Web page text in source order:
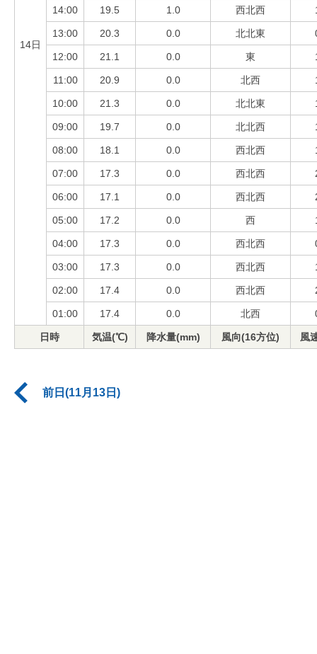
14日
14:00 19.5 1.0 西北西
13:00 20.3 0.0 北北東
12:00 21.1 0.0 東
11:00 20.9 0.0 北西
10:00 21.3 0.0 北北東
09:00 19.7 0.0 北北西
08:00 18.1 0.0 西北西
07:00 17.3 0.0 西北西
06:00 17.1 0.0 西北西
05:00 17.2 0.0 西
04:00 17.3 0.0 西北西
03:00 17.3 0.0 西北西
02:00 17.4 0.0 西北西
01:00 17.4 0.0 北西
日時 気温(℃) 降水量(mm) 風向(16方位) 風
前日(11月13日)